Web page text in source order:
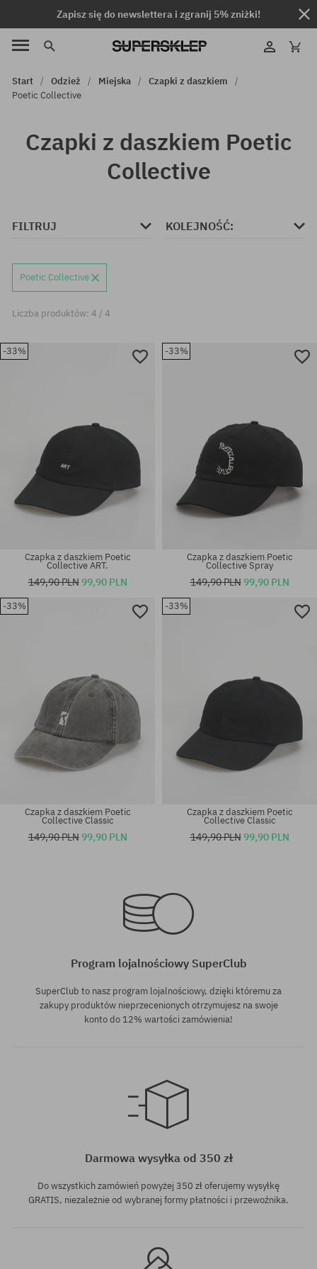
Zapisz się do newslettera i zgranij 5% zniżki!
Start Odzież Miejska
Czapki z daszkiem
Poetic Collective
Czapki z daszkiem Poetic
Collective
FILTRUJ KOLEJNOŚĆ:
Poetic Collective
Liczba produktów: 4 / 4
-33%
Czapka z daszkiem Poetic
Collective ART.
149,90 PLN99,90 PLN
-33%
Czapka z daszkiem Poetic
Collective Spray
149,90 PLN99,90 PLN
-33%
Czapka z daszkiem Poetic
Collective Classic
149,90 PLN99,90 PLN
-33%
Czapka z daszkiem Poetic
Collective Classic
149,90 PLN99,90 PLN
Program lojalnościowy SuperClub
SuperClub to nasz program lojalnościowy, dzięki któremu za
zakupy produktów nieprzecenionych otrzymujesz na swoje
konto do 12% wartości zamówienia!
Darmowa wysyłka od 350 zł
Do wszystkich zamówień powyżej 350 zł oferujemy wysyłkę
GRATIS, niezależnie od wybranej formy płatności i przewoźnika.